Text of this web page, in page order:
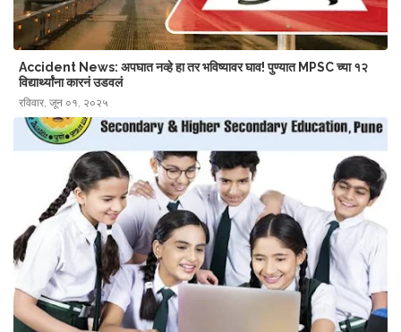
Accident News: अपघात नव्हे हा तर भविष्यावर घाव! पुण्यात MPSC च्या १२
विद्यार्थ्यांना कारनं उडवलं
रविवार, जून ०१, २०२५